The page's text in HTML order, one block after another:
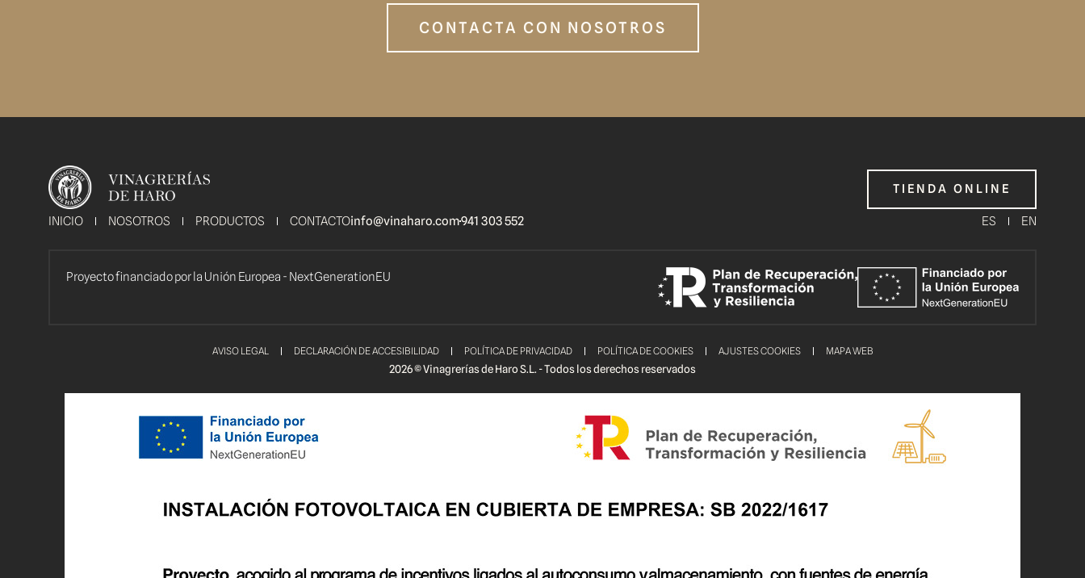
CONTACTA CON NOSOTROS
TIENDA ONLINE
INICIO NOSOTROS PRODUCTOS CONTACTOinfo@vinaharo.com941 303 552 ES EN
Proyecto financiado por la Unión Europea - NextGenerationEU
AVISO LEGAL DECLARACIÓN DE ACCESIBILIDAD POLÍTICA DE PRIVACIDAD POLÍTICA DE COOKIES AJUSTES COOKIES MAPA WEB
2026 © Vinagrerías de Haro S.L. - Todos los derechos reservados